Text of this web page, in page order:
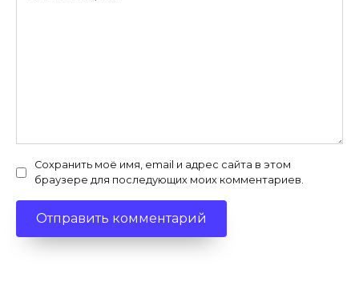
Сохранить моё имя, email и адрес сайта в этом
браузере для последующих моих комментариев.